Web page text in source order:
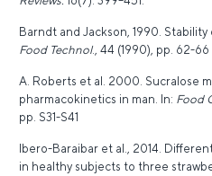
Barndt and Jackson, 1990.
Food Technol., 44 (1990), pp. 62-66
A. Roberts et al. 2000. Sucralose
pharmacokinetics in man. In: Food
pp. S31-S41
Ibero-Baraibar et al., 2014.
in healthy subjects to three